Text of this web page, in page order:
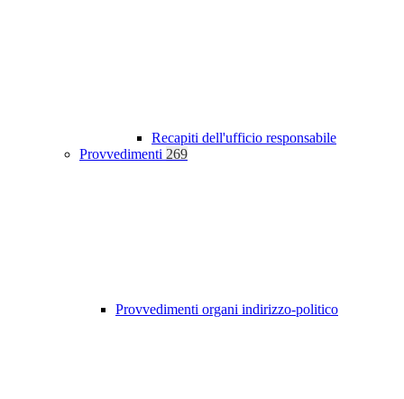
Recapiti dell'ufficio responsabile
Provvedimenti 269
Provvedimenti organi indirizzo-politico